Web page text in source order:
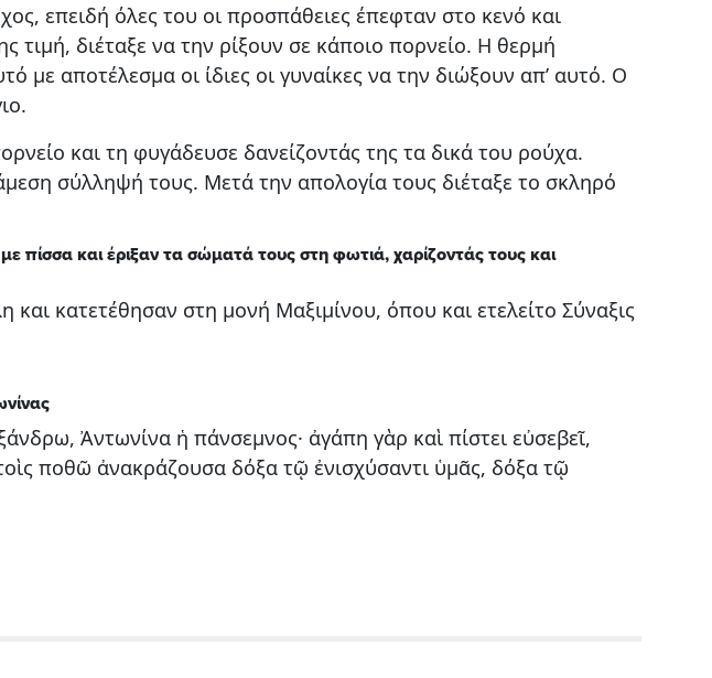
επειδή όλες του οι προσπάθειες έπεφταν στο κενό και
τιμή, διέταξε να την ρίξουν σε κάποιο πορνείο. Η θερμή
αποτέλεσμα οι ίδιες οι γυναίκες να την διώξουν απ’ αυτό. Ο
και τη φυγάδευσε δανείζοντάς της τα δικά του ρούχα.
σύλληψή τους. Μετά την απολογία τους διέταξε το σκληρό
πίσσα και έριξαν τα σώματά τους στη φωτιά, χαρίζοντάς τους και
κατετέθησαν στη μονή Μαξιμίνου, όπου και ετελείτο Σύναξις
Ἀντωνίνα ἡ πάνσεμνος· ἀγάπη γὰρ καὶ πίστει εὐσεβεῖ,
ποθῶ ἀνακράζουσα δόξα τῷ ἐνισχύσαντι ὑμᾶς, δόξα τῷ